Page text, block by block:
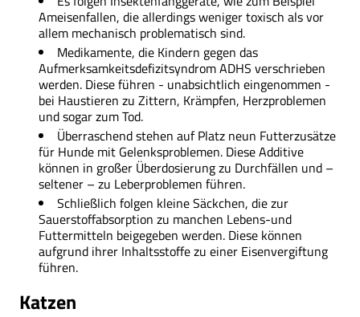
Ameisenfallen, die allerdings weniger toxisch als vor
allem mechanisch problematisch sind.
Medikamente, die Kindern gegen das
Aufmerksamkeitsdefizitsyndrom ADHS verschrieben
werden. Diese führen - unabsichtlich eingenommen -
bei Haustieren zu Zittern, Krämpfen, Herzproblemen
und sogar zum Tod.
Überraschend stehen auf Platz neun Futterzusätze
für Hunde mit Gelenksproblemen. Diese Additive
können in großer Überdosierung zu Durchfällen und –
seltener – zu Leberproblemen führen.
Schließlich folgen kleine Säckchen, die zur
Sauerstoffabsorption zu manchen Lebens-und
Futtermitteln beigegeben werden. Diese können
aufgrund ihrer Inhaltsstoffe zu einer Eisenvergiftung
führen.
Katzen